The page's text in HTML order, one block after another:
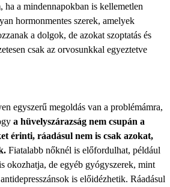
ha a mindennapokban is kellemetlen
hormonmentes szerek, amelyek
a dolgok, de azokat szoptatás és
csak az orvosunkkal egyeztetve
egyszerű megoldás van a problémámra,
a hüvelyszárazság nem csupán a
érinti, ráadásul nem is csak azokat,
Fiatalabb nőknél is előfordulhat, például
okozhatja, de egyéb gyógyszerek, mint
is előidézhetik. Ráadásul